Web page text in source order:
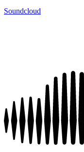
Soundcloud